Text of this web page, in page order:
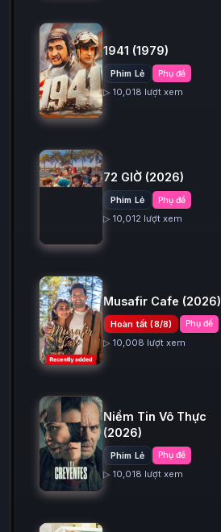
1941 (1979)
Phim Lẻ Phụ đề
▷ 10,018 lượt xem
72 GIỜ (2026)
Phim Lẻ Phụ đề
▷ 10,012 lượt xem
Musafir Cafe (2026)
Hoàn tất (8/8) Phụ đề
▷ 10,008 lượt xem
Niềm Tin Vô Thực
(2026)
Phim Lẻ Phụ đề
▷ 10,018 lượt xem